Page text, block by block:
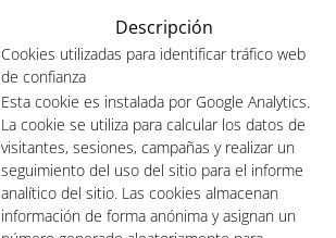
Descripción
Cookies utilizadas para identificar tráfico web
de confianza
Esta cookie es instalada por Google Analytics.
La cookie se utiliza para calcular los datos de
visitantes, sesiones, campañas y realizar un
seguimiento del uso del sitio para el informe
analítico del sitio. Las cookies almacenan
información de forma anónima y asignan un